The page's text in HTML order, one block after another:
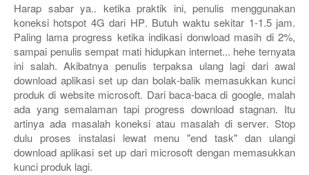
Harap sabar ya.. ketika praktik ini, penulis menggunakan
koneksi hotspot 4G dari HP. Butuh waktu sekitar 1-1.5 jam.
Paling lama progress ketika indikasi donwload masih di 2%,
sampai penulis sempat mati hidupkan internet... hehe ternyata
ini salah. Akibatnya penulis terpaksa ulang lagi dari awal
download aplikasi set up dan bolak-balik memasukkan kunci
produk di website microsoft. Dari baca-baca di google, malah
ada yang semalaman tapi progress download stagnan. Itu
artinya ada masalah koneksi atau masalah di server. Stop
dulu proses instalasi lewat menu "end task" dan ulangi
download aplikasi set up dari microsoft dengan memasukkan
kunci produk lagi.